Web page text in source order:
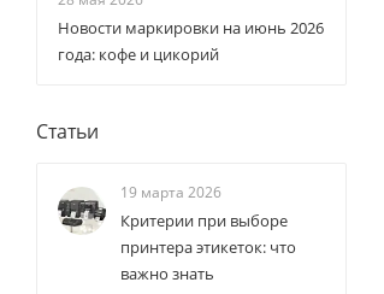
Новости маркировки на июнь 2026
года: кофе и цикорий
Статьи
19 марта 2026
Критерии при выборе
принтера этикеток: что
важно знать